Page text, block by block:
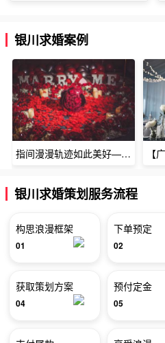
银川求婚案例
指间漫漫轨迹如此美好——深圳烈焰玫瑰生日惊喜
银川求婚策划服务流程
构思浪漫框架
01
下单预定
02
获取策划方案
04
预付定金
05